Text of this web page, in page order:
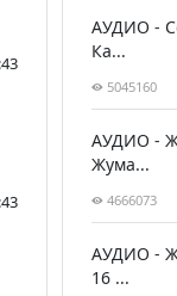
АУДИО -
Ка...
5045160
АУДИО -
Жума...
4666073
АУДИО -
16 ...